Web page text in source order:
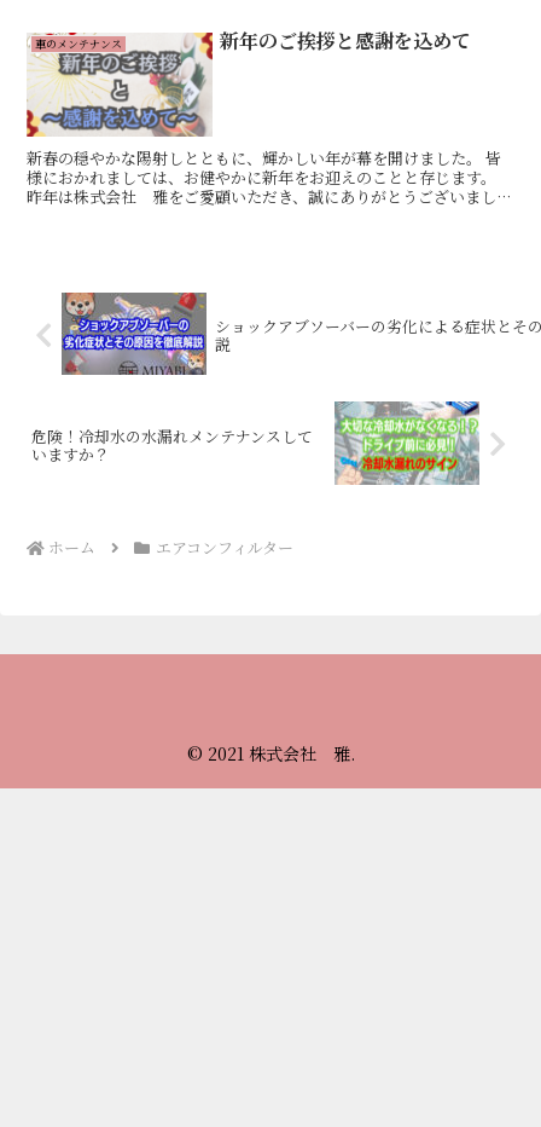
車のメンテナンス 新年のご挨拶と感謝を込めて
新春の穏やかな陽射しとともに、輝かしい年が幕を開けました。 皆
様におかれましては、お健やかに新年をお迎えのことと存じます。
昨年は株式会社 雅をご愛顧いただき、誠にありがとうございまし
ショックアブソーバーの劣化による症状とそ
危険！冷却水の水漏れメンテナンスして
いますか？
ホーム エアコンフィルター
© 2021 株式会社 雅.